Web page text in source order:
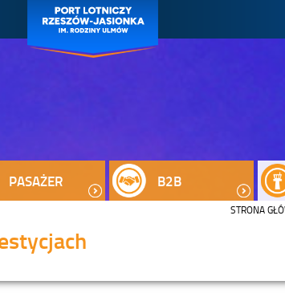
B2B
PASAŻER
STRONA